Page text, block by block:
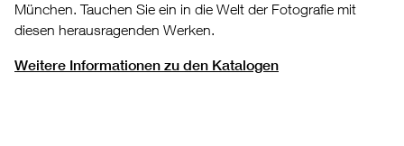
München. Tauchen Sie ein in die Welt der Fotografie mit
diesen herausragenden Werken.
Weitere Informationen zu den Katalogen